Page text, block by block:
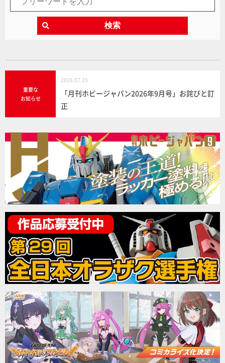
検索
重要な
お知らせ
2026.07.25
「月刊ホビージャパン2026年9月号」お詫びと訂
正